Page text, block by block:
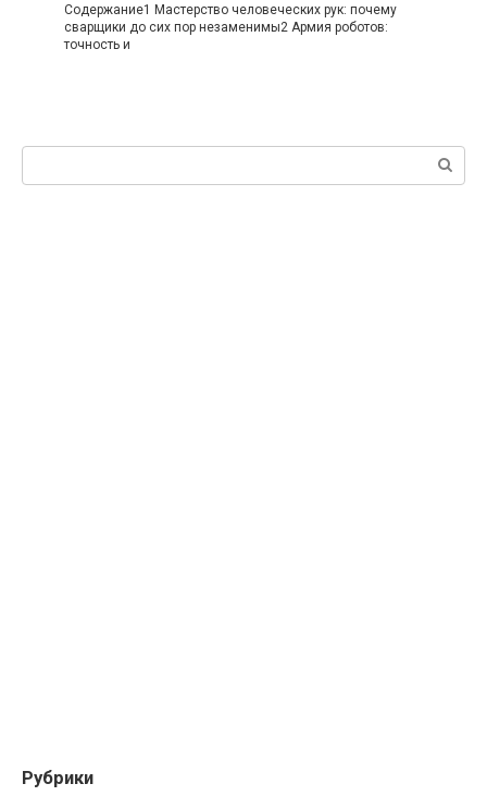
Содержание1 Мастерство человеческих рук: почему
сварщики до сих пор незаменимы2 Армия роботов:
точность и
Рубрики